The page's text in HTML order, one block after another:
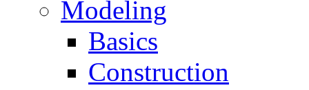
Modeling
Basics
Construction